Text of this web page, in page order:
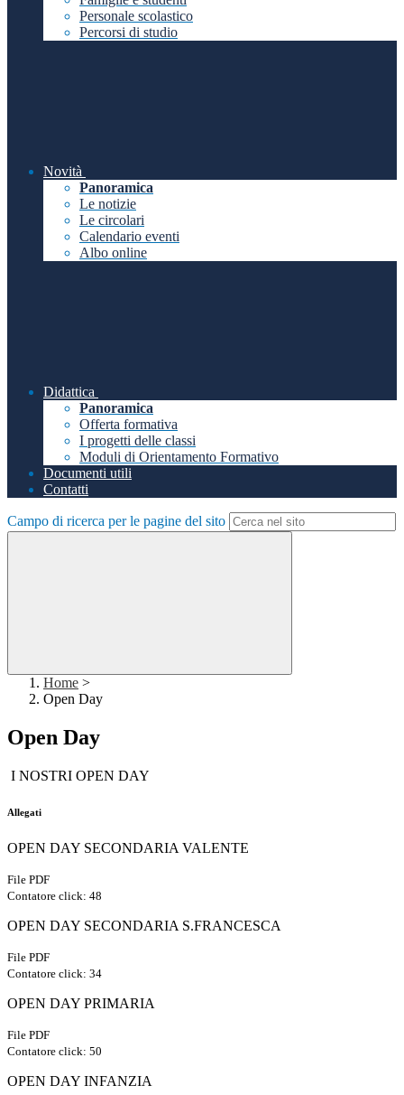
Personale scolastico
Percorsi di studio
Novità
Panoramica
Le notizie
Le circolari
Calendario eventi
Albo online
Didattica
Panoramica
Offerta formativa
I progetti delle classi
Moduli di Orientamento Formativo
Documenti utili
Contatti
Campo di ricerca per le pagine del sito
Home >
Open Day
Open Day
I NOSTRI OPEN DAY
Allegati
OPEN DAY SECONDARIA VALENTE
File PDF
Contatore click: 48
OPEN DAY SECONDARIA S.FRANCESCA
File PDF
Contatore click: 34
OPEN DAY PRIMARIA
File PDF
Contatore click: 50
OPEN DAY INFANZIA